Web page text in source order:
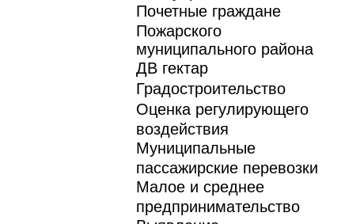
Почетные граждане
Пожарского
муниципального района
ДВ гектар
Градостроительство
Оценка регулирующего
воздействия
Муниципальные
пассажирские перевозки
Малое и среднее
предпринимательство